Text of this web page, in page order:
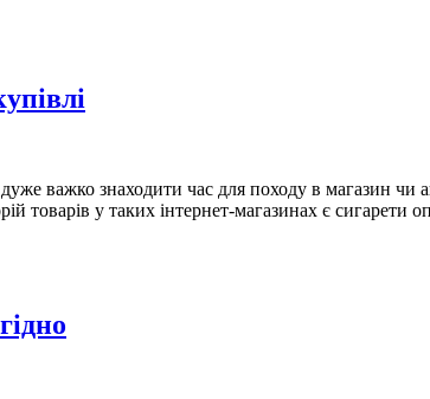
важко знаходити час для походу в магазин чи
товарів у таких інтернет-магазинах є